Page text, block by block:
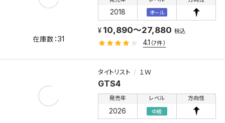
2018 オール
31
10,890～27,880 税込
4.1 （7件）
タイトリスト １Ｗ
GTS4
発売年
2026
レベル
中級
方向性